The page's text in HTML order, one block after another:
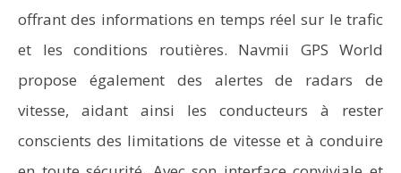
offrant des informations en temps réel sur le trafic
et les conditions routières. Navmii GPS World
propose également des alertes de radars de
vitesse, aidant ainsi les conducteurs à rester
conscients des limitations de vitesse et à conduire